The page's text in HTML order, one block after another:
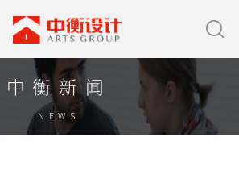
中衡新闻
NEWS